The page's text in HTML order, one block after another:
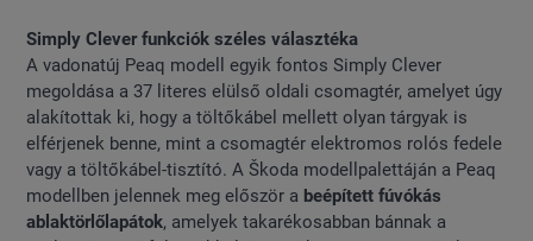
Simply Clever funkciók széles választéka
A vadonatúj Peaq modell egyik fontos Simply Clever
megoldása a 37 literes elülső oldali csomagtér, amelyet úgy
alakítottak ki, hogy a töltőkábel mellett olyan tárgyak is
elférjenek benne, mint a csomagtér elektromos rolós fedele
vagy a töltőkábel-tisztító. A Škoda modellpalettáján a Peaq
modellben jelennek meg először a beépített fúvókás
ablaktörlőlapátok, amelyek takarékosabban bánnak a